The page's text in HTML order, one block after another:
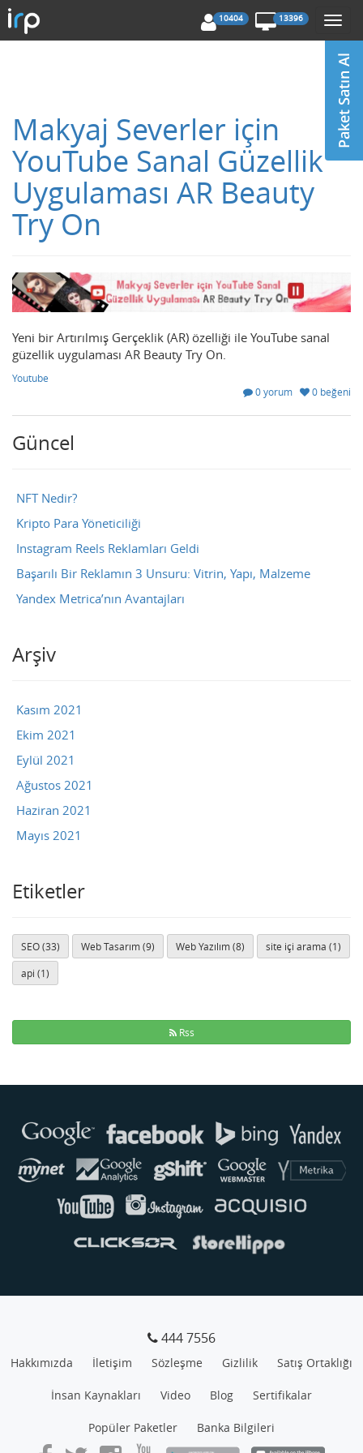
10404 13396
Makyaj Severler için
YouTube Sanal Güzellik
Uygulaması AR Beauty
Try On
Yeni bir Artırılmış Gerçeklik (AR) özelliği ile YouTube sanal
güzellik uygulaması AR Beauty Try On.
Youtube
0 yorum
0 beğeni
Güncel
NFT Nedir?
Kripto Para Yöneticiliği
Instagram Reels Reklamları Geldi
Başarılı Bir Reklamın 3 Unsuru: Vitrin, Yapı, Malzeme
Yandex Metrica’nın Avantajları
Arşiv
Kasım 2021
Ekim 2021
Eylül 2021
Ağustos 2021
Haziran 2021
Mayıs 2021
Etiketler
SEO (33) Web Tasarım (9) Web Yazılım (8) site içi arama (1)
api (1)
Rss
444 7556
Hakkımızda İletişim Sözleşme Gizlilik Satış Ortaklığı
İnsan Kaynakları Video Blog Sertifikalar
Popüler Paketler Banka Bilgileri
Genellikle anında yanıt verir